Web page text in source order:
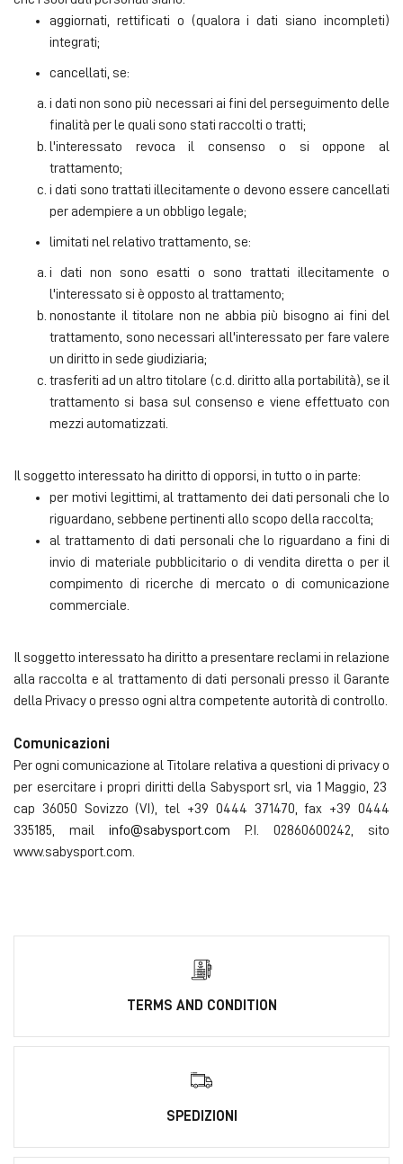
aggiornati, rettificati o (qualora i dati siano incompleti)
integrati;
cancellati, se:
i dati non sono più necessari ai fini del perseguimento delle
finalità per le quali sono stati raccolti o tratti;
l'interessato revoca il consenso o si oppone al
trattamento;
i dati sono trattati illecitamente o devono essere cancellati
per adempiere a un obbligo legale;
limitati nel relativo trattamento, se:
i dati non sono esatti o sono trattati illecitamente o
l'interessato si è opposto al trattamento;
nonostante il titolare non ne abbia più bisogno ai fini del
trattamento, sono necessari all'interessato per fare valere
un diritto in sede giudiziaria;
trasferiti ad un altro titolare (c.d. diritto alla portabilità), se il
trattamento si basa sul consenso e viene effettuato con
mezzi automatizzati.
Il soggetto interessato ha diritto di opporsi, in tutto o in parte:
per motivi legittimi, al trattamento dei dati personali che lo
riguardano, sebbene pertinenti allo scopo della raccolta;
al trattamento di dati personali che lo riguardano a fini di
invio di materiale pubblicitario o di vendita diretta o per il
compimento di ricerche di mercato o di comunicazione
commerciale.
Il soggetto interessato ha diritto a presentare reclami in relazione
alla raccolta e al trattamento di dati personali presso il Garante
della Privacy o presso ogni altra competente autorità di controllo.
Comunicazioni
Per ogni comunicazione al Titolare relativa a questioni di privacy o
per esercitare i propri diritti della Sabysport srl, via 1 Maggio, 23
cap 36050 Sovizzo (VI), tel +39 0444 371470, fax +39 0444
335185, mail info@sabysport.com P.I. 02860600242, sito
www.sabysport.com.
TERMS AND CONDITION
SPEDIZIONI